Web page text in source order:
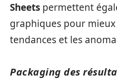
Sheets permettent
graphiques pour
tendances et les
Packaging des